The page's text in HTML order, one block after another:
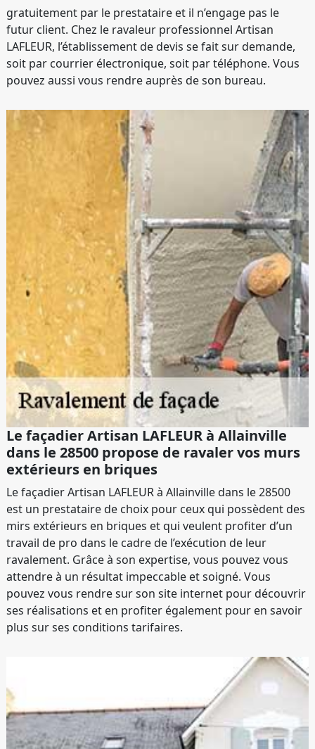
gratuitement par le prestataire et il n’engage pas le
futur client. Chez le ravaleur professionnel Artisan
LAFLEUR, l’établissement de devis se fait sur demande,
soit par courrier électronique, soit par téléphone. Vous
pouvez aussi vous rendre auprès de son bureau.
Le façadier Artisan LAFLEUR à Allainville
dans le 28500 propose de ravaler vos murs
extérieurs en briques
Le façadier Artisan LAFLEUR à Allainville dans le 28500
est un prestataire de choix pour ceux qui possèdent des
mirs extérieurs en briques et qui veulent profiter d’un
travail de pro dans le cadre de l’exécution de leur
ravalement. Grâce à son expertise, vous pouvez vous
attendre à un résultat impeccable et soigné. Vous
pouvez vous rendre sur son site internet pour découvrir
ses réalisations et en profiter également pour en savoir
plus sur ses conditions tarifaires.